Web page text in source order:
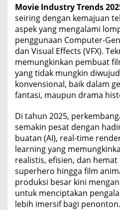
Movie Industry Trends
seiring dengan kemajuan
aspek yang mengalami
penggunaan Computer-
dan Visual Effects (VFX).
memungkinkan pembuat
yang tidak mungkin
konvensional, baik dalam
fantasi, maupun drama
Di tahun 2025,
semakin pesat dengan
buatan (AI), real-time
learning yang
realistis, efisien, dan
superhero hingga film
produksi besar kini
untuk menciptakan
lebih imersif bagi penonton.